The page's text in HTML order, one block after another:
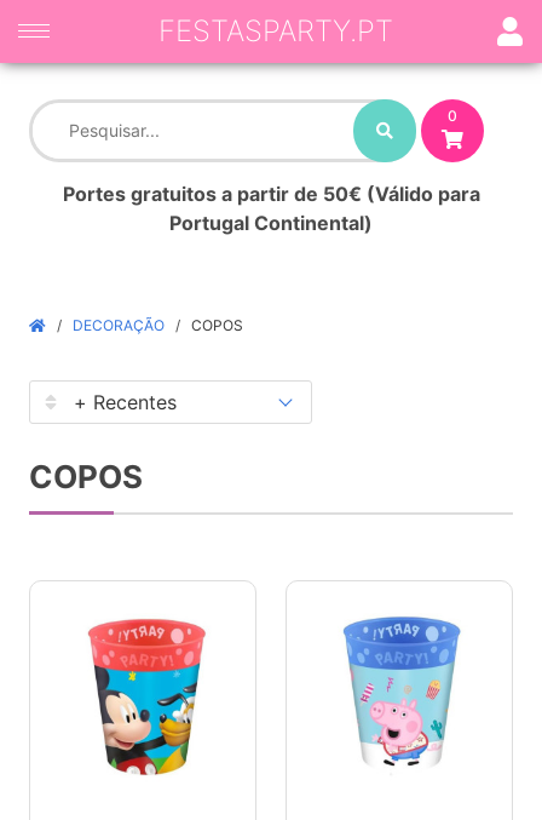
0
Portes gratuitos a partir de 50€ (Válido para
Portugal Continental)
FESTASPARTY.PT
DECORAÇÃO COPOS
COPOS